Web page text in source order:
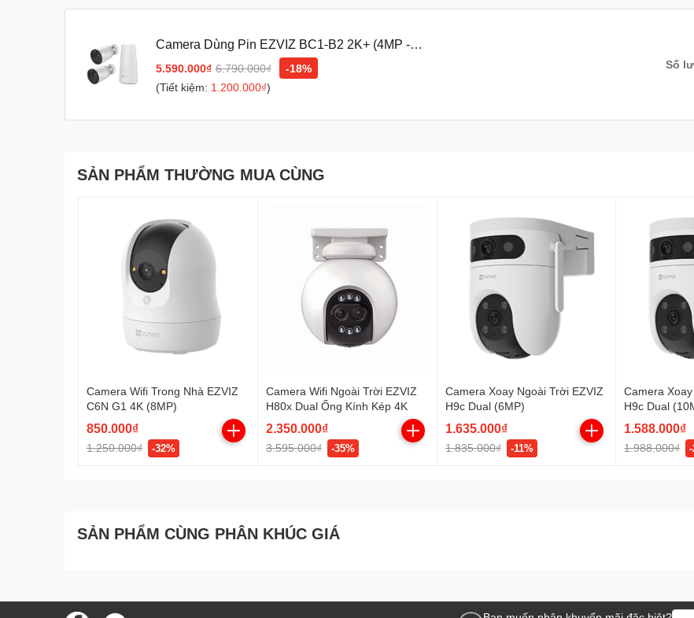
lại hình ảnh sắc nét và chi tiết.
Camera Ezviz BC1-B2 4Mp
thời gian dài mà không cần sử dụng nguồn điện trực tiếp. Điều này mang lại sự thuận tiện tuyệt đối và giúp bạn
Tận hưởng thời lượng pin lên đến 365 ngày cùng hình ảnh 2K⁺
Camera Dùng Pin EZVIZ BC1-B2 2K+ (4MP -
5.590.000₫ 6.790.000₫
-18%
(Tiết kiệm: 1.200.000₫)
Số
SẢN PHẨM THƯỜNG MUA CÙNG
Camera Wifi Trong Nhà EZVIZ
C6N G1 4K (8MP)
850.000₫
1.250.000₫ -32%
Camera Wifi Ngoài Trời EZVIZ
H80x Dual Ống Kính Kép 4K
2.350.000₫
3.595.000₫ -35%
Camera Xoay Ngoài Trời EZVIZ
H9c Dual (6MP)
1.635.000₫
1.835.000₫ -11%
Camera
H9c Dual
1.588.000₫
1.988.000₫
SẢN PHẨM CÙNG PHÂN KHÚC GIÁ